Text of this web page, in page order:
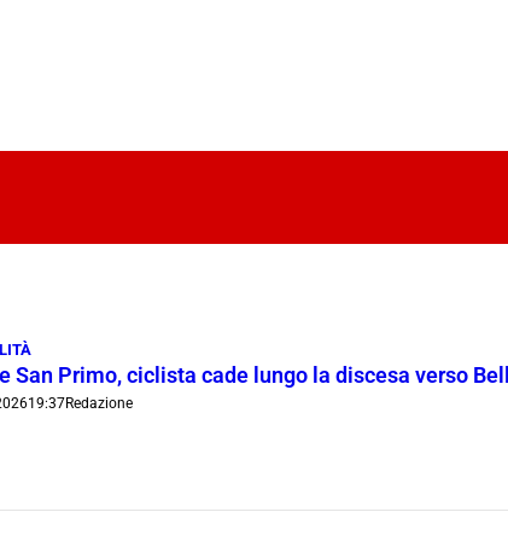
San Primo, ciclista cade lungo la discesa verso
19:37Redazione